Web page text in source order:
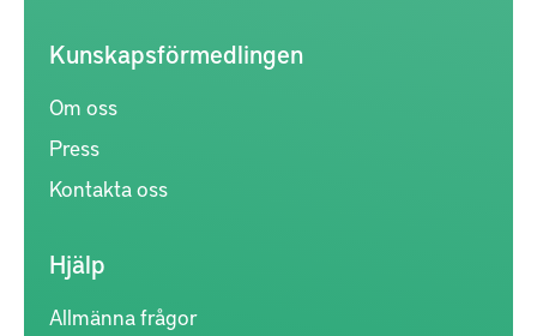
Kunskapsförmedlingen
Om oss
Press
Kontakta oss
Hjälp
Allmänna frågor